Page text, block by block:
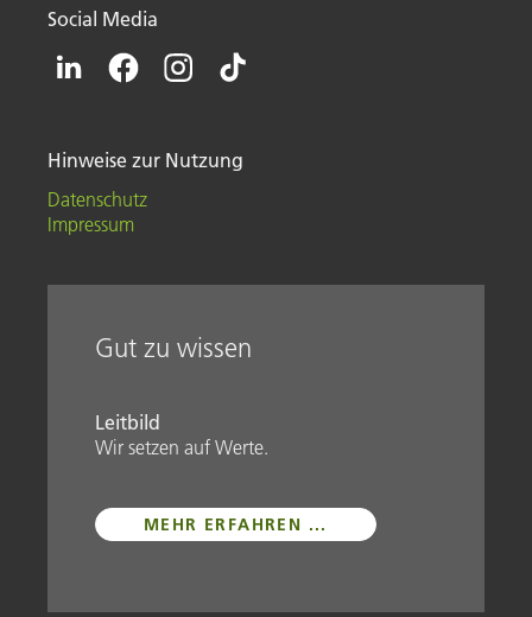
Social Media
Hinweise zur Nutzung
Datenschutz
Impressum
Gut zu wissen
Leitbild
Wir setzen auf Werte.
MEHR ERFAHREN ...